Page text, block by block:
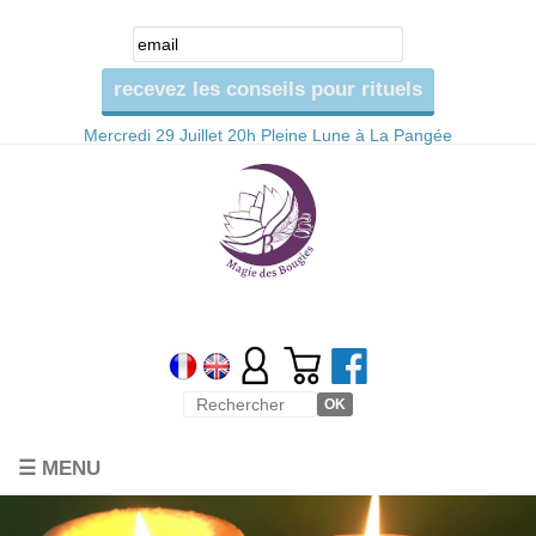
Mercredi 29 Juillet 20h Pleine Lune à La Pangée
☰ MENU